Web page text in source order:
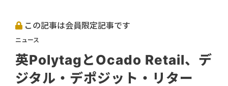
この記事は会員限定記事です
ニュース
英PolytagとOcado Retail、デ
ジタル・デポジット・リター